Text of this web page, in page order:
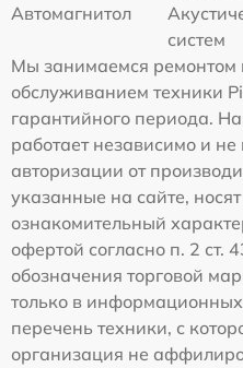
Автомагнитол
систем
Мы занимаемся ремонтом
обслуживанием техники
гарантийного периода.
работает независимо и
авторизации от
указанные на сайте,
ознакомительный
офертой согласно п. 2 ст.
обозначения торговой
только в
перечень техники, с
организация не